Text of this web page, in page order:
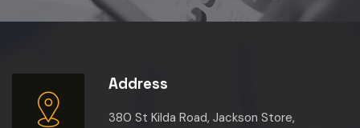
Address
380 St Kilda Road, Jackson Store,